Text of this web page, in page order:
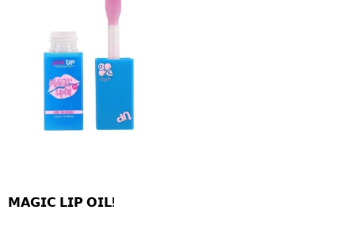
𝗠𝗔𝗚𝗜𝗖 𝗟𝗜𝗣 𝗢𝗜𝗟!